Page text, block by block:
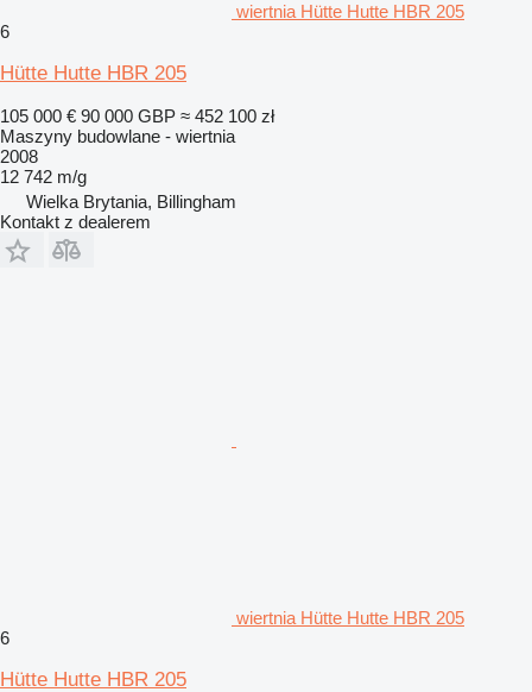
wiertnia Hütte Hutte HBR 205
6
Hütte Hutte HBR 205
105 000 € 90 000 GBP ≈ 452 100 zł
Maszyny budowlane - wiertnia
2008
12 742 m/g
Wielka Brytania, Billingham
Kontakt z dealerem
wiertnia Hütte Hutte HBR 205
6
Hütte Hutte HBR 205